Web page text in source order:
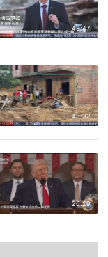
43:47
43:32
26:19